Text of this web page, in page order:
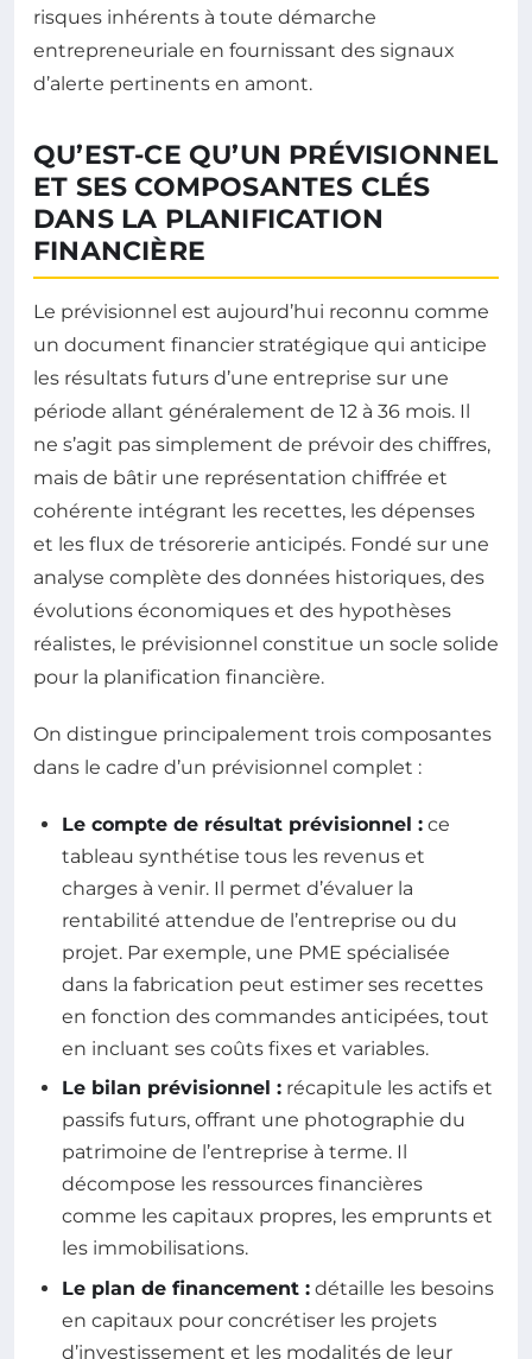
risques inhérents à toute démarche
entrepreneuriale en fournissant des signaux
d’alerte pertinents en amont.
QU’EST-CE QU’UN PRÉVISIONNEL
ET SES COMPOSANTES CLÉS
DANS LA PLANIFICATION
FINANCIÈRE
Le prévisionnel est aujourd’hui reconnu comme
un document financier stratégique qui anticipe
les résultats futurs d’une entreprise sur une
période allant généralement de 12 à 36 mois. Il
ne s’agit pas simplement de prévoir des chiffres,
mais de bâtir une représentation chiffrée et
cohérente intégrant les recettes, les dépenses
et les flux de trésorerie anticipés. Fondé sur une
analyse complète des données historiques, des
évolutions économiques et des hypothèses
réalistes, le prévisionnel constitue un socle solide
pour la planification financière.
On distingue principalement trois composantes
dans le cadre d’un prévisionnel complet :
Le compte de résultat prévisionnel : ce
tableau synthétise tous les revenus et
charges à venir. Il permet d’évaluer la
rentabilité attendue de l’entreprise ou du
projet. Par exemple, une PME spécialisée
dans la fabrication peut estimer ses recettes
en fonction des commandes anticipées, tout
en incluant ses coûts fixes et variables.
Le bilan prévisionnel : récapitule les actifs et
passifs futurs, offrant une photographie du
patrimoine de l’entreprise à terme. Il
décompose les ressources financières
comme les capitaux propres, les emprunts et
les immobilisations.
Le plan de financement : détaille les besoins
en capitaux pour concrétiser les projets
d’investissement et les modalités de leur